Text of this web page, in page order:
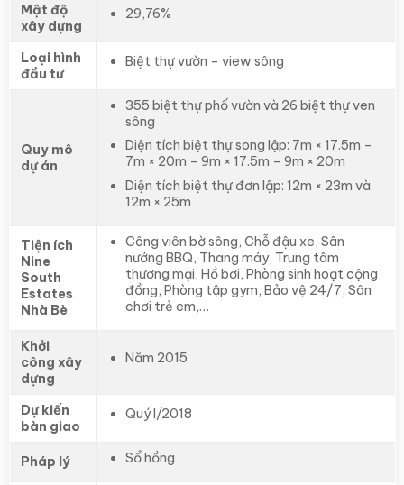
Mật độ
xây dựng
29,76%
Loại hình
đầu tư
Biệt thự vườn – view sông
Quy mô
dự án
355 biệt thự phố vườn và 26 biệt thự ven
sông
Diện tích biệt thự song lập: 7m × 17.5m –
7m × 20m – 9m × 17.5m – 9m × 20m
Diện tích biệt thự đơn lập: 12m × 23m và
12m × 25m
Tiện ích
Nine
South
Estates
Nhà Bè
Công viên bờ sông, Chỗ đậu xe, Sân
nướng BBQ, Thang máy, Trung tâm
thương mại, Hồ bơi, Phòng sinh hoạt cộng
đồng, Phòng tập gym, Bảo vệ 24/7, Sân
chơi trẻ em,…
Khởi
công xây
dựng
Năm 2015
Dự kiến
bàn giao
Quý I/2018
Pháp lý Sổ hồng